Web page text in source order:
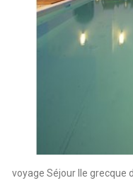
voyage Séjour Ile grecque